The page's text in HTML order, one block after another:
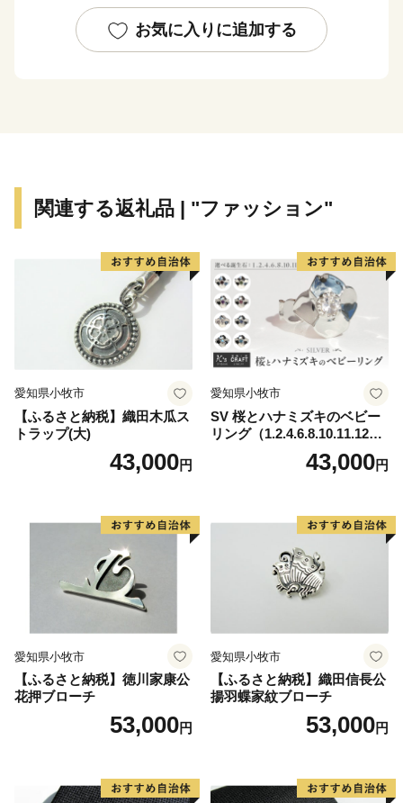
の栽培が盛んです。
新たな取り組みとして、町の魅力を地域住民が再認識
など）」、「食（すったて、呉汁など）」、「歴史文化
る地域資源を掘り起こし、川島町のＰＲを行っていくも
川島町は、ふるさと納税の対象団体として総務大臣か
ら指定を受けているため、本町に寄附した場合は、税制
上の特例控除を受けることができます。
お気に入りに追加する
関連する返礼品 | "ファッション"
愛知県小牧市
【ふるさと納税】織田木瓜ス
トラップ(大)
43,000円
愛知県小牧市
SV 桜とハナミズキのベビー
リング（1.2.4.6.8.10.11.12
43,000円
愛知県小牧市
【ふるさと納税】徳川家康公
花押ブローチ
53,000円
愛知県小牧市
【ふるさと納税】織田信長公
揚羽蝶家紋ブローチ
53,000円